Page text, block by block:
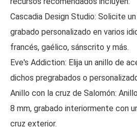
Cascadia Design Studio: Solicite
grabado personalizado en varios
francés, gaélico, sánscrito y más.
Eve's Addiction: Elija un anillo de
dichos pregrabados o
Anillo con la cruz de Salomón:
8 mm, grabado interiormente con
cruz exterior.